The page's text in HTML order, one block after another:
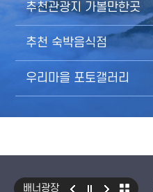
추천관광지 가볼만한곳
추천 숙박음식점
우리마을 포토갤러리
배너광장